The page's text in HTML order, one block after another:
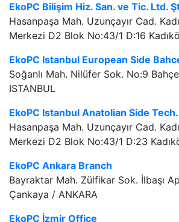
EkoPC Bilişim Hiz. San. ve Tic. Ltd.
Hasanpaşa Mah. Uzunçayır Cad.
Merkezi D2 Blok No:43/1 D:16
EkoPC Istanbul European Side
Soğanlı Mah. Nilüfer Sok. No:9
ISTANBUL
EkoPC Istanbul Anatolian Side
Hasanpaşa Mah. Uzunçayır Cad.
Merkezi D2 Blok No:43/1 D:23
EkoPC Ankara Branch
Bayraktar Mah. Zülfikar Sok. İlbaşı
Çankaya / ANKARA
EkoPC İzmir Office